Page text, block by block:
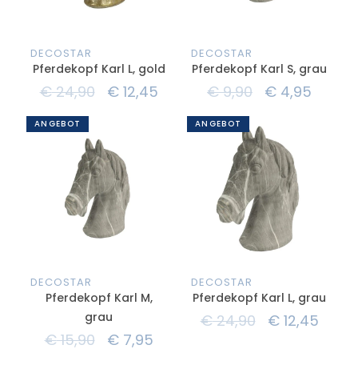
DECOSTAR
Pferdekopf Karl L, gold
€24,90 €12,45
DECOSTAR
Pferdekopf Karl S, grau
€9,90 € 4,95
ANGEBOT
DECOSTAR
Pferdekopf Karl M,
grau
€15,90 €7,95
ANGEBOT
DECOSTAR
Pferdekopf Karl L, grau
€24,90 €12,45